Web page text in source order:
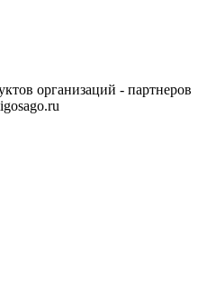
организаций - партнеров